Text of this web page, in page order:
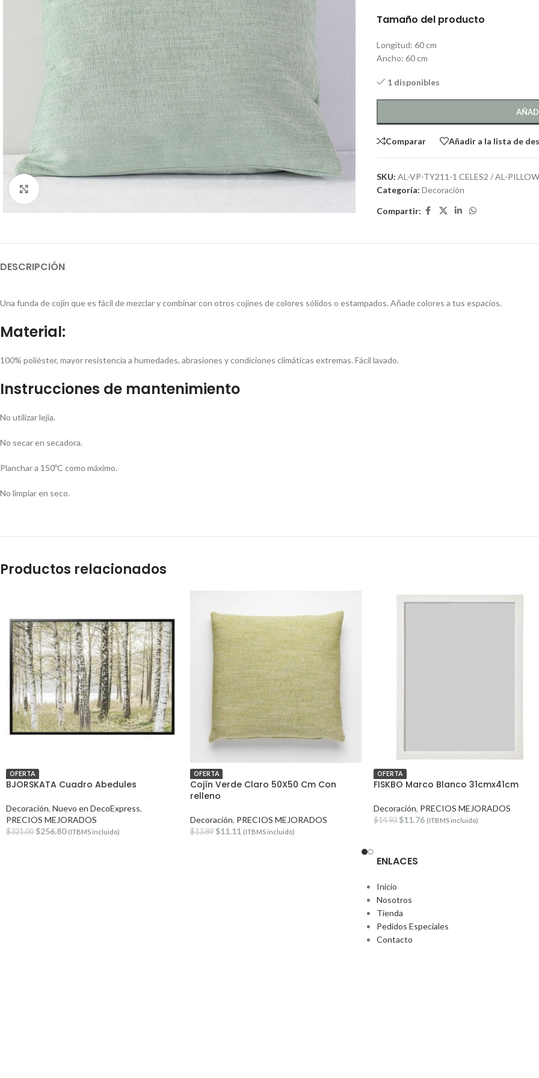
Tamaño del producto
Longitud: 60 cm
Ancho: 60 cm
1 disponibles
Comparar Añadir a la lista de
SKU: AL-VP-TY211-1 CELES2 / AL-
Categoría: Decoración
Compartir:
DESCRIPCIÓN
Una funda de cojín que es fácil de mezclar y combinar con otros cojines de colores sólidos o estampados. Añade colores a tus espacios.
Material:
100% poliéster, mayor resistencia a humedades, abrasiones y condiciones climáticas extremas. Fácil lavado.
Instrucciones de mantenimiento
No utilizar lejía.
No secar en secadora.
Planchar a 150ºC como máximo.
No limpiar en seco.
Productos relacionados
OFERTA
BJORSKATA Cuadro Abedules
Decoración, Nuevo en DecoExpress,
PRECIOS MEJORADOS
$321.00 $256.80 (ITBMS incluido)
OFERTA
Cojín Verde Claro 50X50 Cm Con
relleno
Decoración, PRECIOS MEJORADOS
$13.89 $11.11 (ITBMS incluido)
OFERTA
FISKBO Marco Blanco 31cmx41cm
Decoración, PRECIOS MEJORADOS
$14.93 $11.76 (ITBMS incluido)
ENLACES
Inicio
Nosotros
Tienda
Pedidos Especiales
Contacto